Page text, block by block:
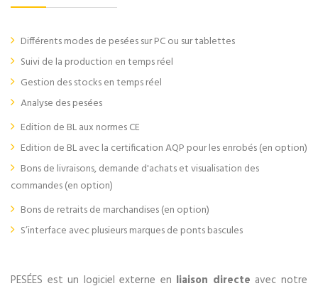
Différents modes de pesées sur PC ou sur tablettes
Suivi de la production en temps réel
Gestion des stocks en temps réel
Analyse des pesées
Edition de BL aux normes CE
Edition de BL avec la certification AQP pour les enrobés (en option)
Bons de livraisons, demande d'achats et visualisation des
commandes (en option)
Bons de retraits de marchandises (en option)
S’interface avec plusieurs marques de ponts bascules
PESÉES est un logiciel externe en liaison directe avec notre